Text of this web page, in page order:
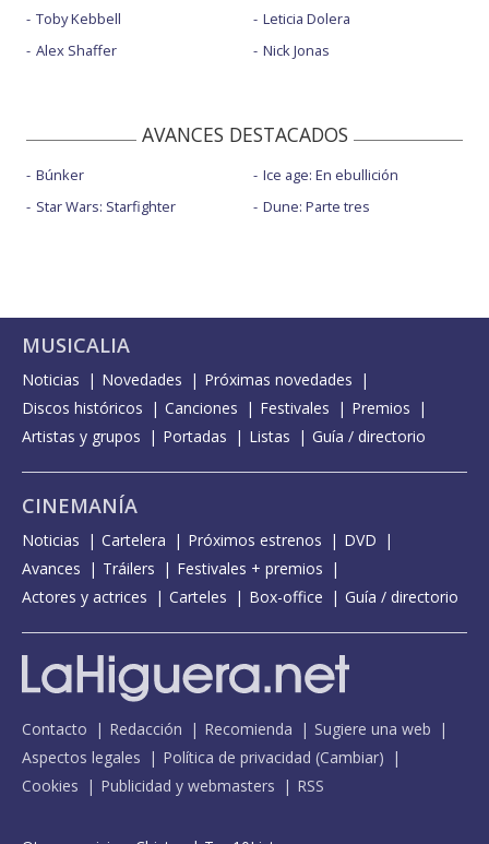
Toby Kebbell
Alex Shaffer
Leticia Dolera
Nick Jonas
AVANCES DESTACADOS
Búnker
Star Wars: Starfighter
Ice age: En ebullición
Dune: Parte tres
MUSICALIA
Noticias Novedades
Próximas novedades
Discos históricos
Canciones Festivales
Premios
Artistas y grupos
Portadas Listas Guía / directorio
CINEMANÍA
Noticias Cartelera Próximos estrenos
DVD
Avances
Tráilers
Festivales + premios
Actores y actrices
Carteles Box-office Guía / directorio
Contacto Redacción Recomienda
Sugiere una web
Aspectos legales
Política de privacidad (Cambiar)
Cookies
Publicidad y webmasters RSS